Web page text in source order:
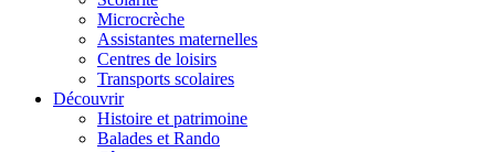
Microcrèche
Assistantes maternelles
Centres de loisirs
Transports scolaires
Découvrir
Histoire et patrimoine
Balades et Rando